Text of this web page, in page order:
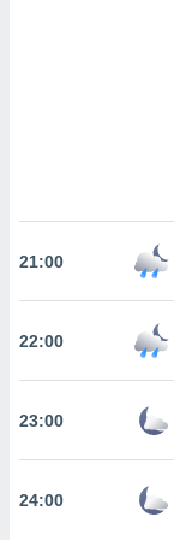
cookies
aceptar
21:00
22:00
23:00
24:00